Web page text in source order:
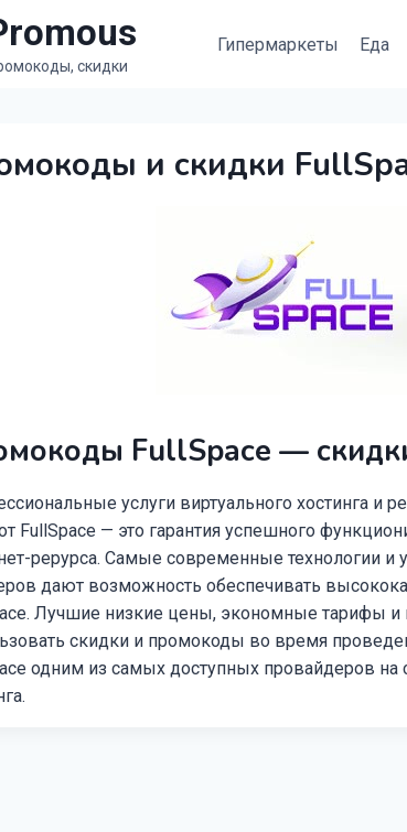
скидки
Гипермаркеты Еда
и скидки
FullSpace —
услуги виртуального хостинга и
FullSpace — это гарантия успешного
рерурса. Самые современные технологии и
дают возможность обеспечивать
Лучшие низкие цены, экономные тарифы и
скидки и промокоды во время
одним из самых доступных провайдеров